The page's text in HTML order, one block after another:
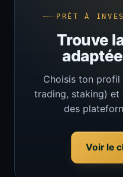
PRÊT À
Trouve
Choisis ton profil
trading, staking) et
des
Voir le